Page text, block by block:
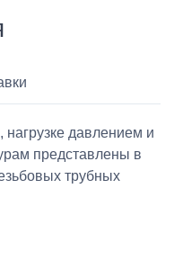
нагрузке давлением и
представлены в
трубных